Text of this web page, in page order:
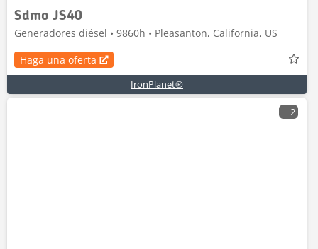
Sdmo JS40
Generadores diésel • 9860h • Pleasanton, California, US
Haga una oferta
IronPlanet®
2